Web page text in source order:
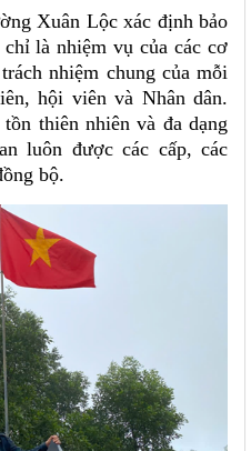
Xuân Lộc xác định bảo
là nhiệm vụ của các cơ
nhiệm chung của mỗi
hội viên và Nhân dân.
thiên nhiên và đa dạng
luôn được các cấp, các
bộ.